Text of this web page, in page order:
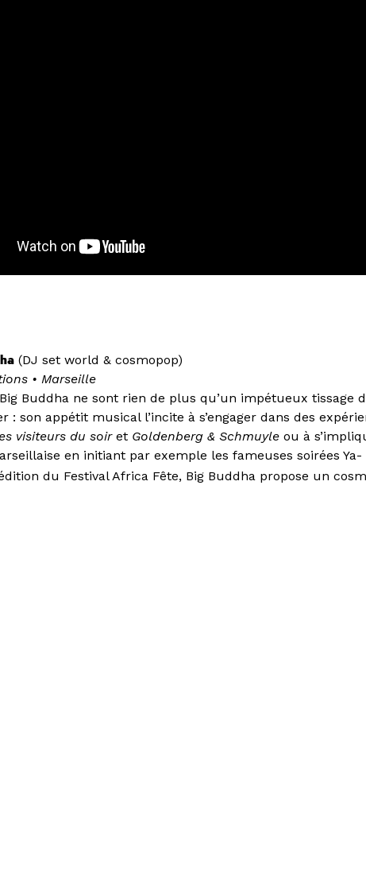
(DJ set world & cosmopop)
• Marseille
Buddha ne sont rien de plus qu’un impétueux tissage
: son appétit musical l’incite à s’engager dans des
visiteurs du soiret Goldenberg & Schmuyle ou à
en initiant par exemple les fameuses soirées Ya-
du Festival Africa Fête, Big Buddha propose un